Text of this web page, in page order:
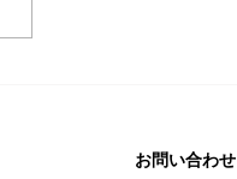
お問い合わせ